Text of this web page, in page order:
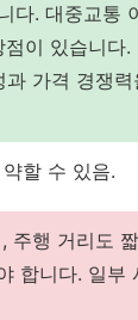
다. 대중교통
이 있습니다
가격 경쟁
할 수 있음.
주행 거리도
합니다. 일부